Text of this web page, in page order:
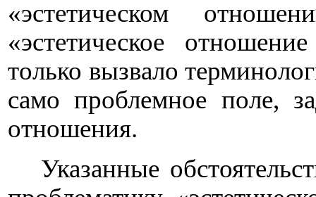
«эстетическом
«эстетическое
только вызвало
само проблемное поле,
отношения.
Указанные